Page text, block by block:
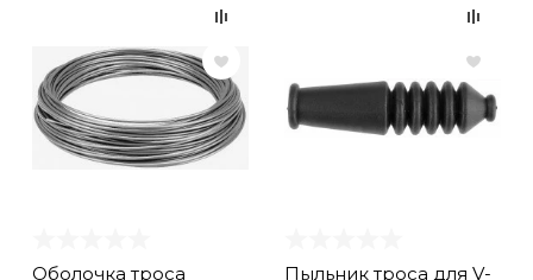
Оболочка троса
Пыльник троса для V-